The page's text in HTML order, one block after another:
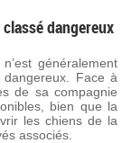
dangereux
généralement
Face à
de sa compagnie
bien que la
les chiens de la
associés.